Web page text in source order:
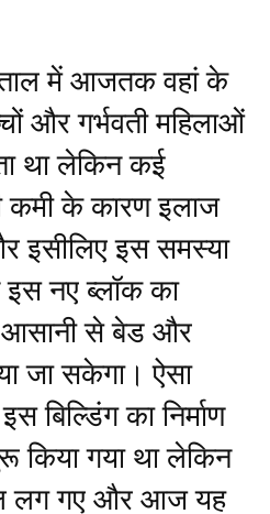
में आजतक वहां के
और गर्भवती महिलाओं
था लेकिन कई
कमी के कारण इलाज
इसीलिए इस समस्या
नए ब्लॉक का
आसानी से बेड और
जा सकेगा। ऐसा
बिल्डिंग का निर्माण
किया गया था लेकिन
लग गए और आज यह